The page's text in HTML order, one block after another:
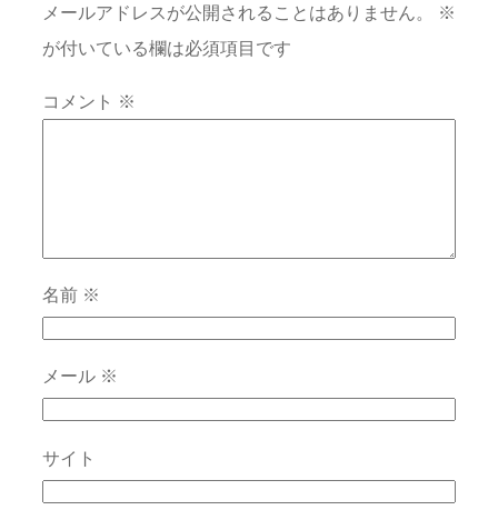
メールアドレスが公開されることはありません。
※
が付いている欄は必須項目です
コメント ※
名前 ※
メール ※
サイト